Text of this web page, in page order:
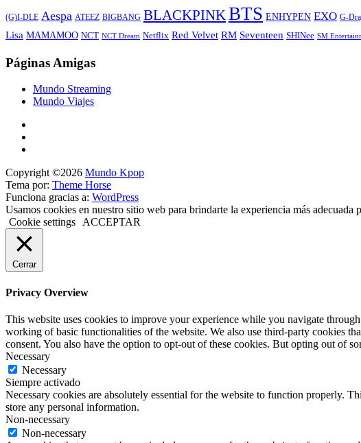
(G)I-DLE Aespa ATEEZ BIGBANG BLACKPINKBTS ENHYPEN EXO G-
Lisa MAMAMOO NCT NCT Dream Netflix Red Velvet RM Seventeen SHINee SM
Páginas Amigas
Mundo Streaming
Mundo Viajes
Copyright ©2026 Mundo Kpop
Tema por: Theme Horse
Funciona gracias a: WordPress
Usamos cookies en nuestro sitio web para brindarte la experiencia más
Cookie settings
ACCEPTAR
Cerrar
Privacy Overview
This website uses cookies to improve your experience while you navigate
working of basic functionalities of the website. We also use third-party cookies
consent. You also have the option to opt-out of these cookies. But opting out of
Necessary
Necessary
Siempre activado
Necessary cookies are absolutely essential for the website to function properly.
store any personal information.
Non-necessary
Non-necessary